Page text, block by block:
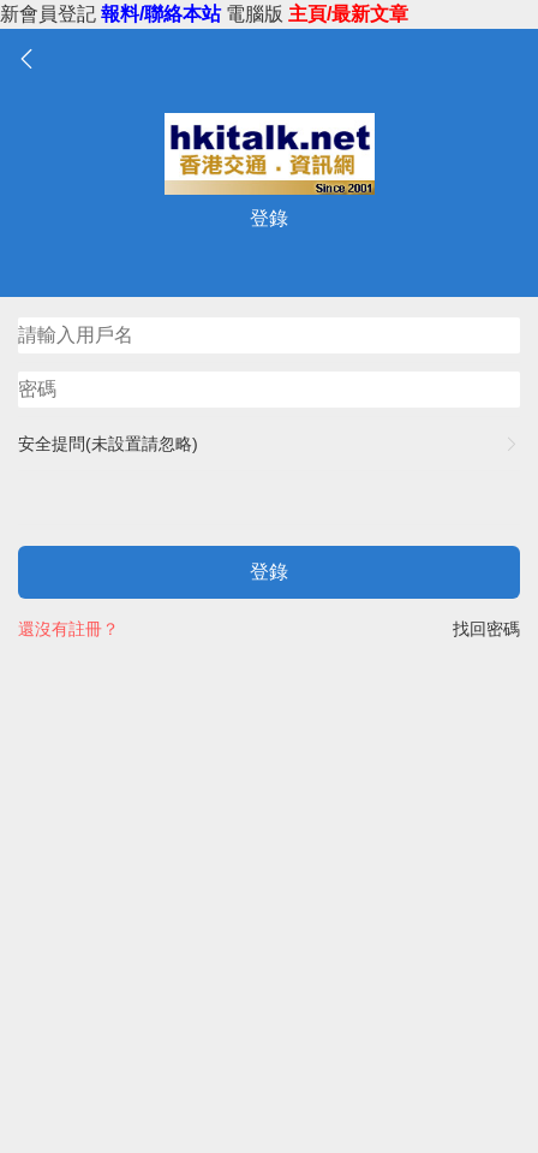
新會員登記 報料/聯絡本站 電腦版 主頁/最新文章
登錄
安全提問(未設置請忽略)
登錄
找回密碼
還沒有註冊？